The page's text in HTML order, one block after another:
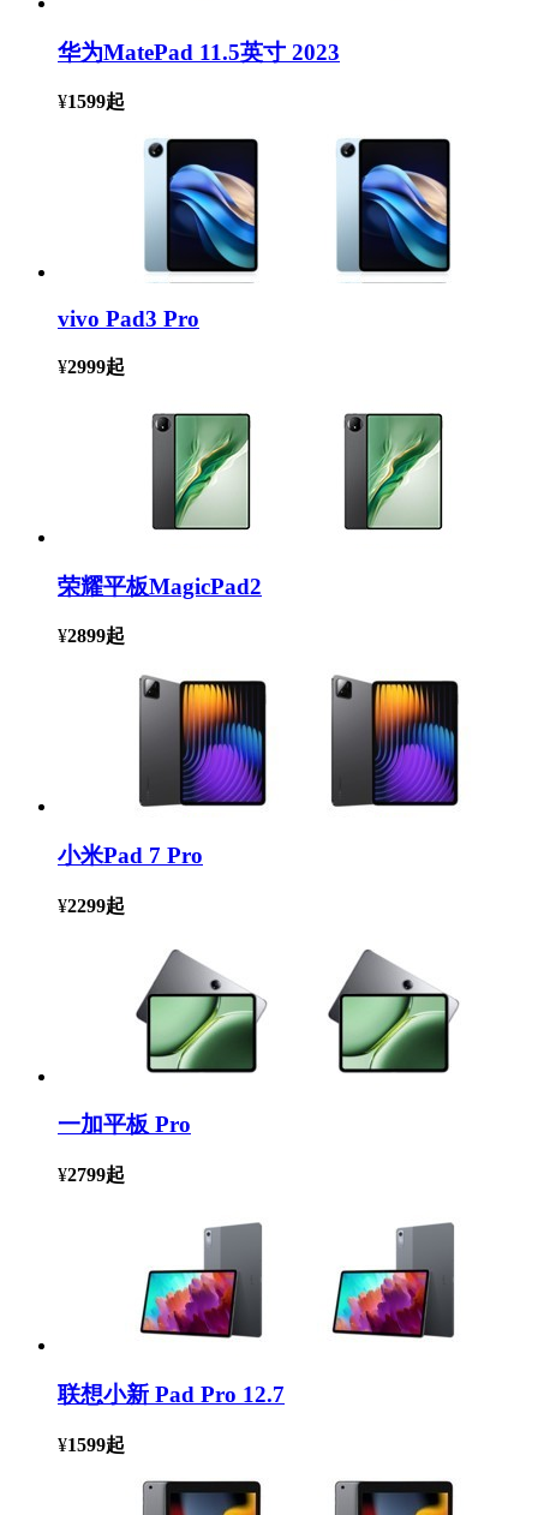
华为MatePad 11.5英寸 2023
¥1599起
vivo Pad3 Pro
¥2999起
荣耀平板MagicPad2
¥2899起
小米Pad 7 Pro
¥2299起
一加平板 Pro
¥2799起
联想小新 Pad Pro 12.7
¥1599起